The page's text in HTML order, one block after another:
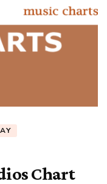
Chart